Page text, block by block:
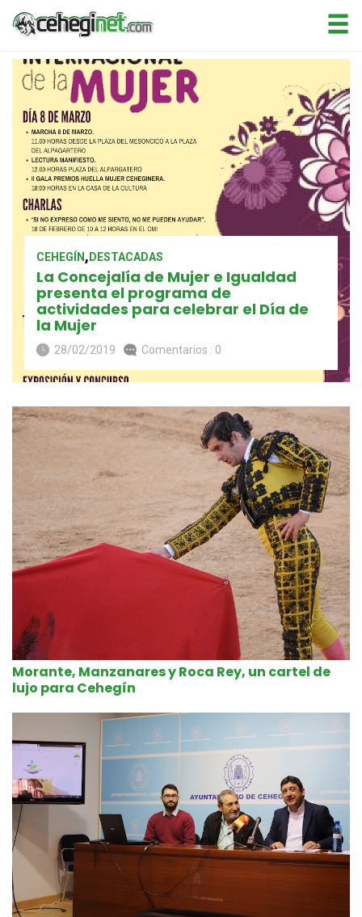
CEHEGÍN , DESTACADAS
La Concejalía de Mujer e Igualdad
presenta el programa de
actividades para celebrar el Día de
la Mujer
28/02/2019 Comentarios : 0
Morante, Manzanares y Roca Rey, un cartel de
lujo para Cehegín